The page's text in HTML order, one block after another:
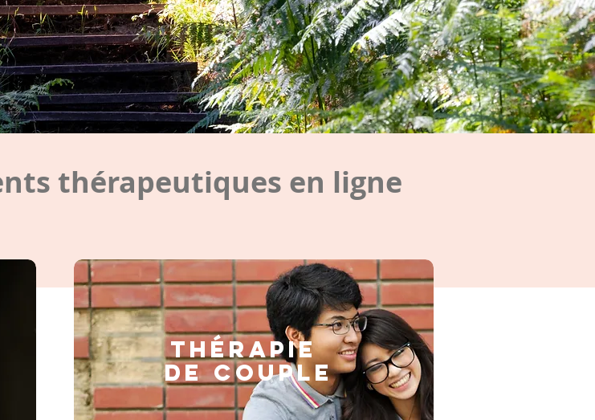
thérapeutiques en ligne
Thérapie
de couple